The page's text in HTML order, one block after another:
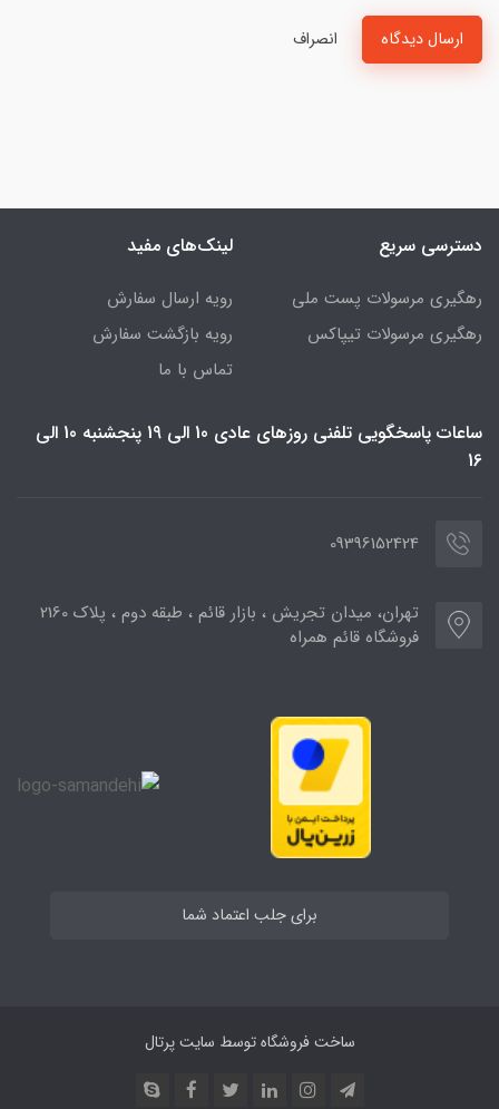
ارسال دیدگاه انصراف
دسترسی سریع
رهگیری مرسولات پست ملی
رهگیری مرسولات تیپاکس
لینک‌های مفید
رویه ارسال سفارش
رویه بازگشت سفارش
تماس با ما
ساعات پاسخگویی تلفنی روزهای عادی 10 الی 19 پنجشنبه 10 الی
16
09396152424
تهران، میدان تجریش ، بازار قائم ، طبقه دوم ، پلاک 2160
فروشگاه قائم همراه
برای جلب اعتماد شما
ساخت فروشگاه توسط سایت پرتال